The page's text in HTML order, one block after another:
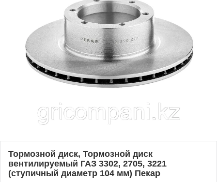
Тормозной диск, Тормозной диск
вентилируемый ГАЗ 3302, 2705, 3221
(ступичный диаметр 104 мм) Пекар